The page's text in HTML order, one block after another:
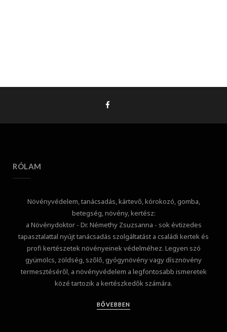
RÓLAM
Növényvédelem, tanácsadás, kártevő, kórokozó, gomba,
betegség, növény, kertész:
a Növénydoktor - Dr. Némethy Zsuzsanna - sok évtizedes
tapasztalattal nyújt tanácsadás szolgáltatást a családi kertek és
profi kertészetek növényeinek védelméhez. Legyen szó
gyümölcs, zöldség, szőlő, gyógynövény vagy dísznövény
termesztéséről, a növényvédelem a legfontosabb ismeretek
közé tartozik a kertészkedők számára.
BŐVEBBEN